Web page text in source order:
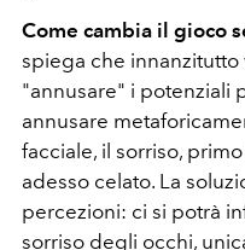
Come cambia il gioco
spiega che
"annusare" i potenziali
annusare
facciale, il sorriso,
adesso celato. La
percezioni: ci si potrà
sorriso degli occhi,